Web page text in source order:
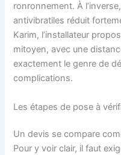
ronronnement. À
antivibratiles réduit
Karim, l’installateur
mitoyen, avec une
exactement le genre de
complications.
Les étapes de pose à
Un devis se compare
Pour y voir clair, il faut